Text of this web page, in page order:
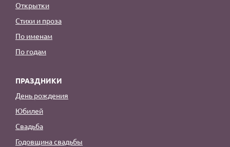
Открытки
Стихи и проза
По именам
По годам
ПРАЗДНИКИ
День рождения
Юбилей
Свадьба
Годовщина свадьбы